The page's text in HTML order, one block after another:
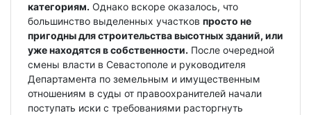
категориям. Однако вскоре оказалось, что
большинство выделенных участков просто не
пригодны для строительства высотных зданий, или
уже находятся в собственности. После очередной
смены власти в Севастополе и руководителя
Департамента по земельным и имущественным
отношениям в суды от правоохранителей начали
поступать иски с требованиями расторгнуть